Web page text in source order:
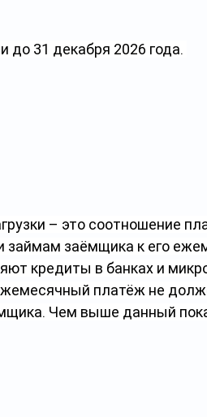
до 31 декабря 2026 года.
– это соотношение
займам заёмщика к его
кредиты в банках и
платёж не
Чем выше данный